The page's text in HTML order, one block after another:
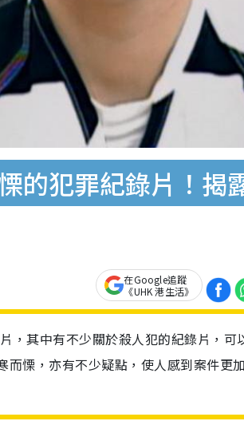
的犯罪紀錄片！揭
在Google追蹤
《UHK 港生活》
，其中有不少關於殺人犯的紀錄片，可
慄，亦有不少疑點，使人感到案件更